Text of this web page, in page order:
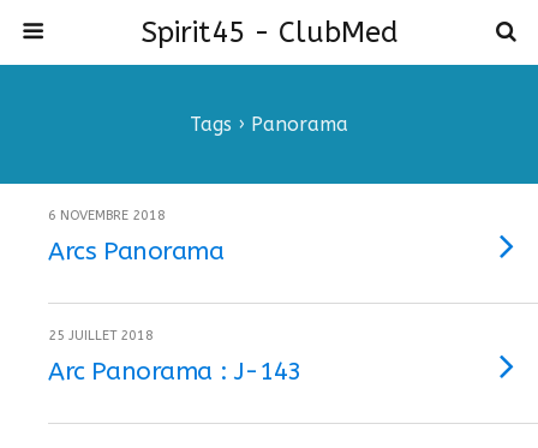
Spirit45 - ClubMed
Tags › Panorama
6 NOVEMBRE 2018
Arcs Panorama
25 JUILLET 2018
Arc Panorama : J-143